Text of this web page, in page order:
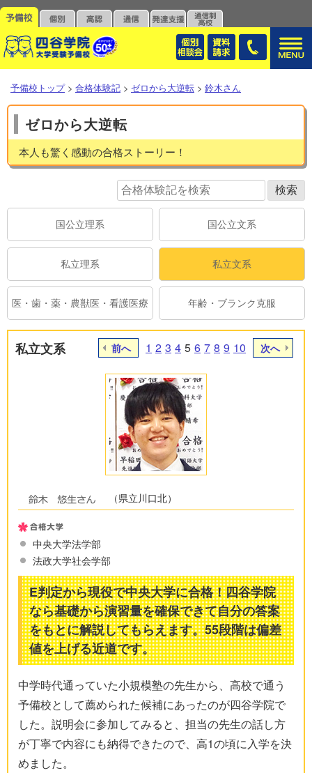
予備校トップ > 合格体験記 > ゼロから大逆転 > 鈴木さん
ゼロから大逆転
本人も驚く感動の合格ストーリー！
国公立理系 国公立文系
私立理系 私立文系
医・歯・薬・農獣医・看護医療 年齢・ブランク克服
私立文系 前へ 1 2 3 4 5 6 7 8 9 10 次へ
（県立川口北）
中央大学法学部
法政大学社会学部
E判定から現役で中央大学に合格！四谷学院
なら基礎から演習量を確保できて自分の答案
をもとに解説してもらえます。55段階は偏差
値を上げる近道です。
中学時代通っていた小規模塾の先生から、高校で通う
予備校として薦められた候補にあったのが四谷学院で
した。説明会に参加してみると、担当の先生の話し方
が丁寧で内容にも納得できたので、高1の頃に入学を決
めました。